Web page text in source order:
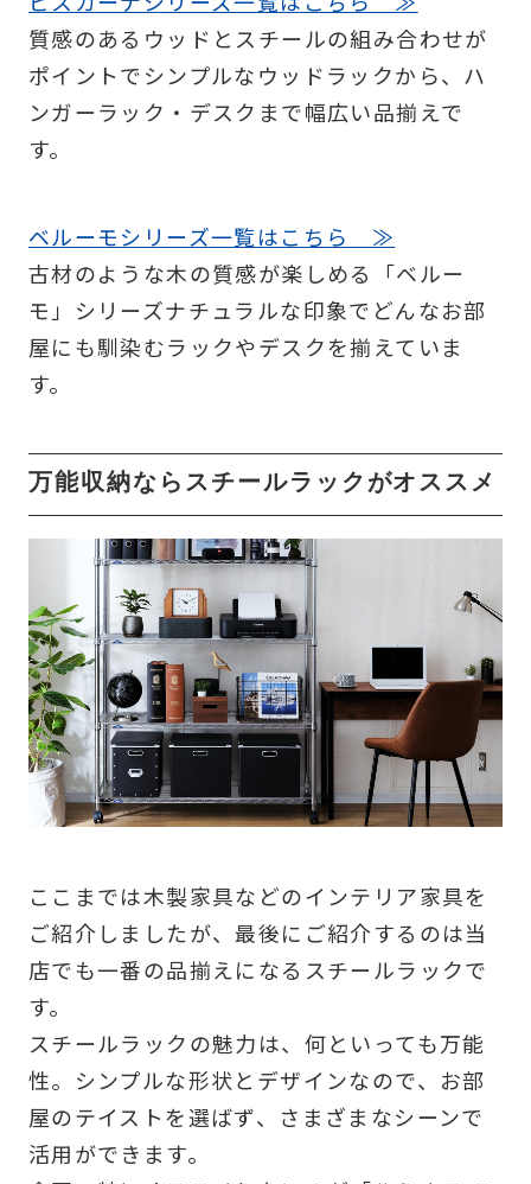
質感のあるウッドとスチールの組み合わせが
ポイントでシンプルなウッドラックから、ハ
ンガーラック・デスクまで幅広い品揃えで
す。
ベルーモシリーズ一覧はこちら ≫
古材のような木の質感が楽しめる「ベルー
モ」シリーズナチュラルな印象でどんなお部
屋にも馴染むラックやデスクを揃えていま
す。
万能収納ならスチールラックがオススメ
ここまでは木製家具などのインテリア家具を
ご紹介しましたが、最後にご紹介するのは当
店でも一番の品揃えになるスチールラックで
す。
スチールラックの魅力は、何といっても万能
性。シンプルな形状とデザインなので、お部
屋のテイストを選ばず、さまざまなシーンで
活用ができます。